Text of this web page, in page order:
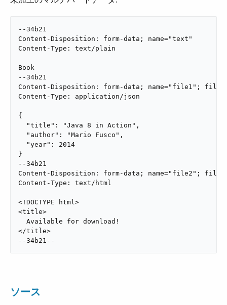
--34b21
Content-Disposition: form-data; name="text"
Content-Type: text/plain
Book
--34b21
Content-Disposition: form-data; name="file1";
Content-Type: application/json
{
  "title": "Java 8 in Action",
  "author": "Mario Fusco",
  "year": 2014
}
--34b21
Content-Disposition: form-data; name="file2";
Content-Type: text/html
<!DOCTYPE html>
<title>
  Available for download!
</title>
--34b21--
ソース